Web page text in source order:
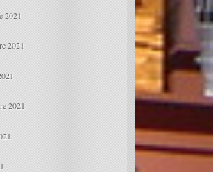
2021
2021
2021